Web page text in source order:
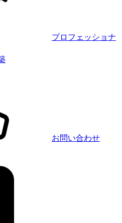
プロフェッショナ
お問い合わせ